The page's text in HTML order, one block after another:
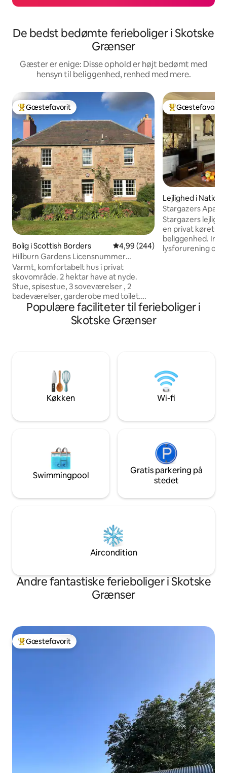
De bedst bedømte ferieboliger i Skotske
Grænser
Gæster er enige: Disse ophold er højt bedømt med
hensyn til beliggenhed, renhed med mere.
Bedste gæstefavorit
Gæstefavorit
Bolig i Scottish Borders 4,99 ud af 5 i gennemsnitlig
4,99 (244)
Hillburn Gardens Licensnummer
SB00235F
Varmt, komfortabelt hus i privat
skovområde. 2 hektar have at nyde.
Stue, spisestue, 3 soveværelser , 2
badeværelser, garderobe med toilet.
Der er ikke noget KØKKEN. Stor offroad
parkeringsplads med bred dobbelt
portadgang, bil afgørende for at nyde
længerevarende ophold, der ønsker at
tage imod sig selv. Dette er et valgfrit
ekstra £20 per nat, hvis det er
nødvendigt, kan bookes og betales til
Bedste
Gæstefavorit
Lejlighed i
Stargazers Apart
Nationalpark
Stargazers
en privat køretur.
beliggenhed. Ingen støj eller
lysforurening og
Separat indgang
med fantastisk
Populære faciliteter til ferieboliger i
Skotske Grænser
Køkken Wi-fi
Swimmingpool
Gratis parkering på
stedet
Aircondition
Andre fantastiske ferieboliger i Skotske
Grænser
Bedste gæstefavorit
Gæstefavorit